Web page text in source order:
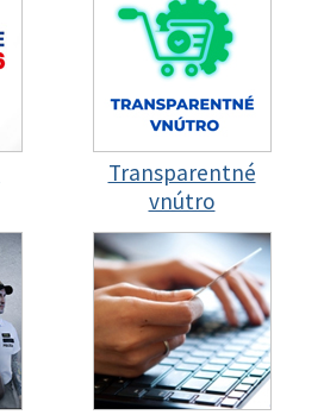
Transparentné
vnútro